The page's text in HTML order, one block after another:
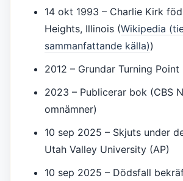
14 okt 1993 – Charlie Kirk
Heights, Illinois (Wikipedia
sammanfattande källa))
2012 – Grundar Turning Point
2023 – Publicerar bok (CBS
omnämner)
10 sep 2025 – Skjuts under
Utah Valley University (AP)
10 sep 2025 – Dödsfall